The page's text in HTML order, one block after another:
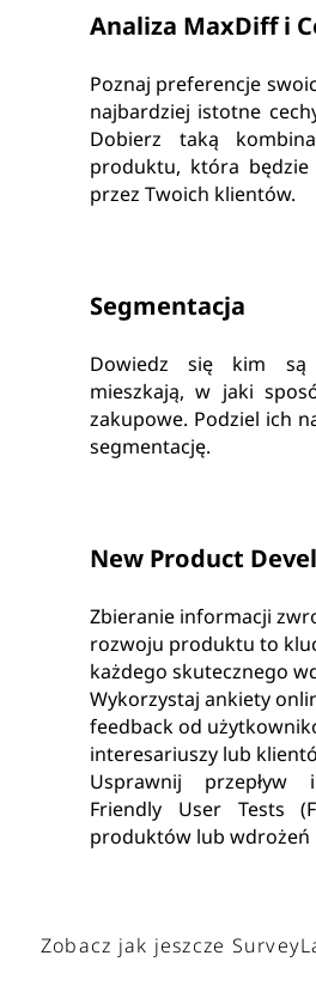
Analiza MaxDiff i
Poznaj preferencje
najbardziej istotne
Dobierz taką
produktu, która będzie
przez Twoich klientów.
Segmentacja
Dowiedz się kim
mieszkają, w jaki
zakupowe. Podziel ich
segmentację.
New Product
Zbieranie informacji
rozwoju produktu to
każdego skutecznego
Wykorzystaj ankiety
feedback od
interesariuszy lub
Usprawnij
Friendly User Tests
produktów lub wdrożeń
Zobacz jak jeszcze